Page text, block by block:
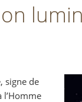
signe de